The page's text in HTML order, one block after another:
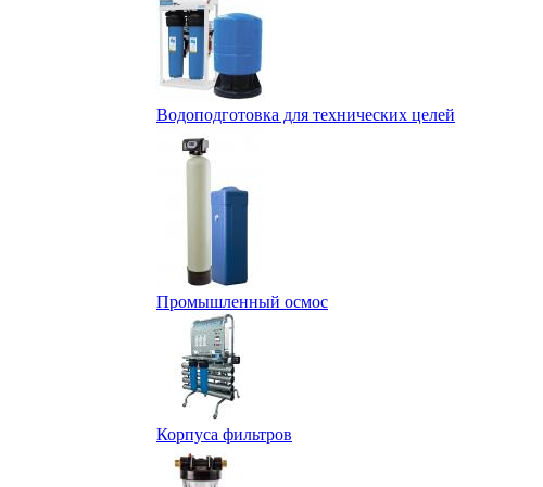
Водоподготовка для технических целей
Промышленный осмос
Корпуса фильтров